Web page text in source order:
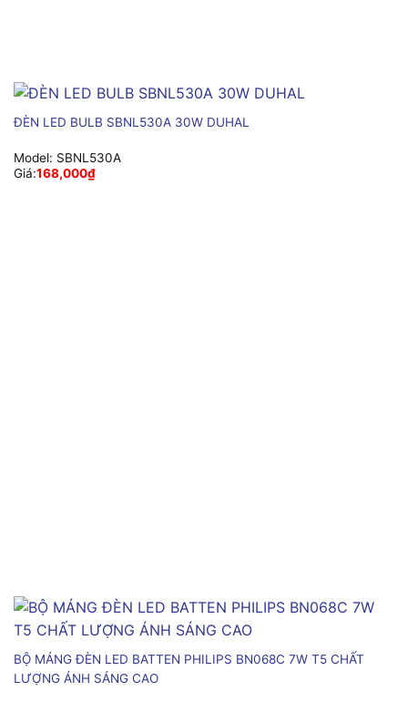
ĐÈN LED BULB SBNL530A 30W DUHAL
Model: SBNL530A
Giá:168,000₫
BỘ MÁNG ĐÈN LED BATTEN PHILIPS BN068C 7W T5 CHẤT
LƯỢNG ÁNH SÁNG CAO